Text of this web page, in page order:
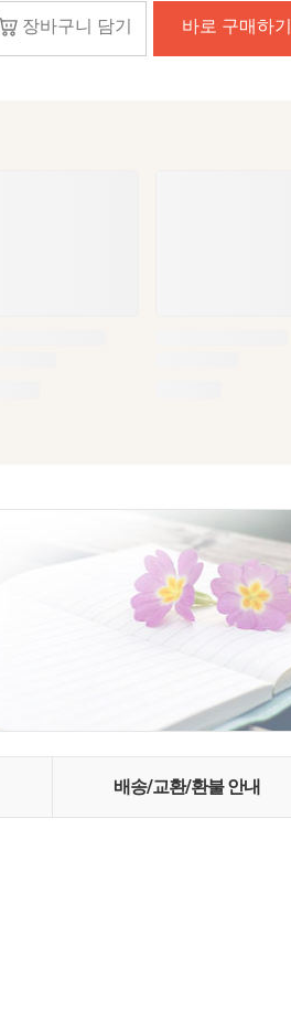
장바구니 담기 바로 구매하기
배송/교환/환불 안내